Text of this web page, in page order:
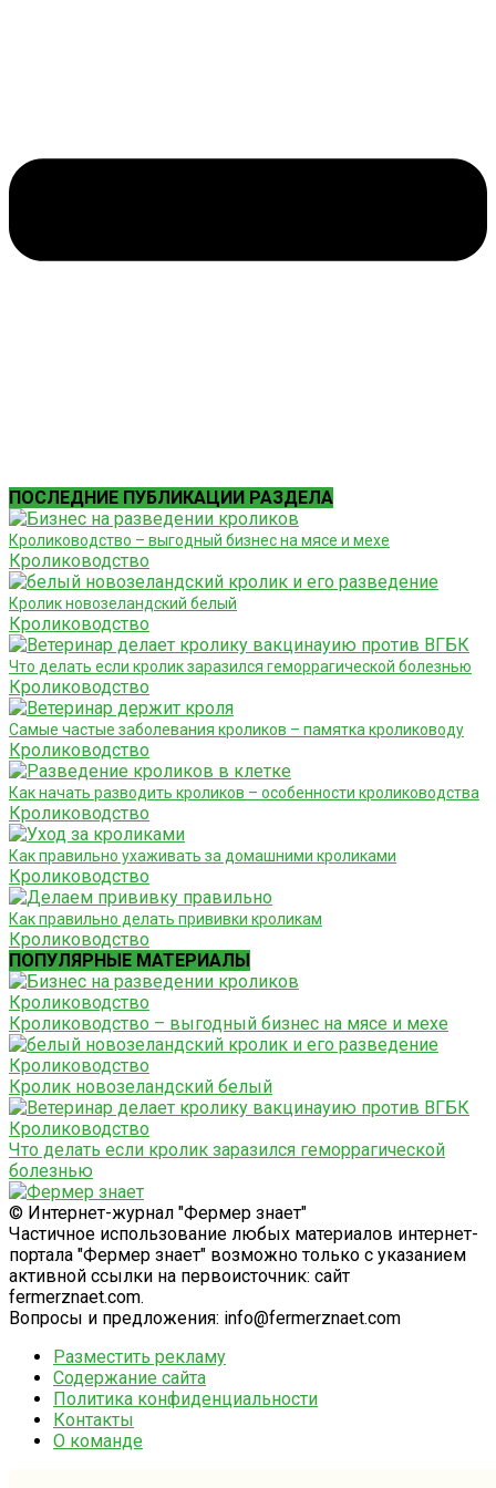
ПОСЛЕДНИЕ ПУБЛИКАЦИИ РАЗДЕЛА
Кролиководство – выгодный бизнес на мясе и мехе
Кролиководство
Кролик новозеландский белый
Кролиководство
Что делать если кролик заразился геморрагической болезнью
Кролиководство
Самые частые заболевания кроликов – памятка кролиководу
Кролиководство
Как начать разводить кроликов – особенности кролиководства
Кролиководство
Как правильно ухаживать за домашними кроликами
Кролиководство
Как правильно делать прививки кроликам
Кролиководство
ПОПУЛЯРНЫЕ МАТЕРИАЛЫ
Кролиководство
Кролиководство – выгодный бизнес на мясе и мехе
Кролиководство
Кролик новозеландский белый
Кролиководство
Что делать если кролик заразился геморрагической
болезнью
© Интернет-журнал "Фермер знает"
Частичное использование любых материалов интернет-
портала "Фермер знает" возможно только с указанием
активной ссылки на первоисточник: сайт
fermerznaet.com.
Вопросы и предложения: info@fermerznaet.com
Разместить рекламу
Содержание сайта
Политика конфиденциальности
Контакты
О команде